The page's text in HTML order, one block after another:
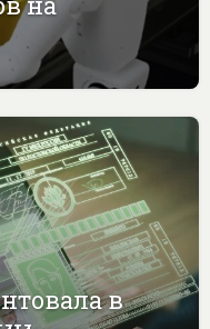
в